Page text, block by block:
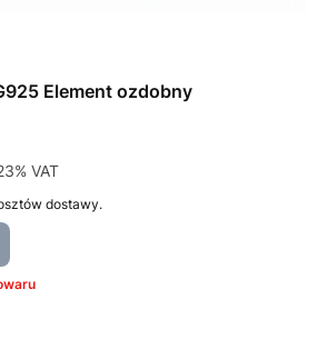
Element ozdobny
VATVAT
dostawy.